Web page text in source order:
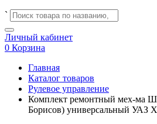
`
Личный кабинет
0 Корзина
Главная
Каталог товаров
Рулевое управление
Комплект ремонтный мех-ма
Борисов) универсальный УАЗ